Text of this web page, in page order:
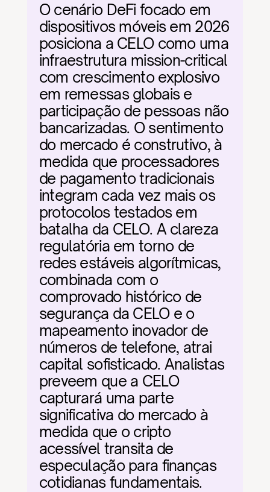
O cenário DeFi focado em
dispositivos móveis em 2026
posiciona a CELO como uma
infraestrutura mission-critical
com crescimento explosivo
em remessas globais e
participação de pessoas não
bancarizadas. O sentimento
do mercado é construtivo, à
medida que processadores
de pagamento tradicionais
integram cada vez mais os
protocolos testados em
batalha da CELO. A clareza
regulatória em torno de
redes estáveis algorítmicas,
combinada com o
comprovado histórico de
segurança da CELO e o
mapeamento inovador de
números de telefone, atrai
capital sofisticado. Analistas
preveem que a CELO
capturará uma parte
significativa do mercado à
medida que o cripto
acessível transita de
especulação para finanças
cotidianas fundamentais.